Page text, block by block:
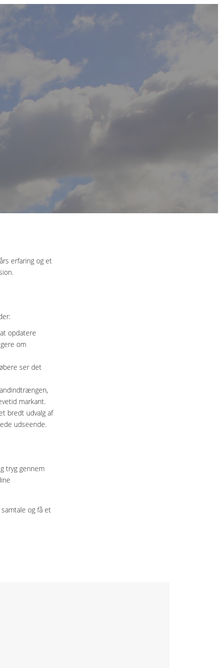
erfaring og et
opdatere
om
ser det
markant.
bredt udvalg af
udseende.
tryg gennem
og få et